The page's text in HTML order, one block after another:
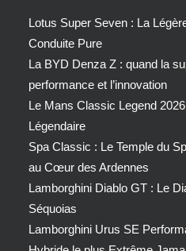
Lotus Super Seven : La
Conduite Pure
La BYD Denza Z : quand la
performance et l’innovation
Le Mans Classic Legend
Légendaire
Spa Classic : Le Temple du
au Cœur des Ardennes
Lamborghini Diablo GT : Le
Séquoias
Lamborghini Urus SE